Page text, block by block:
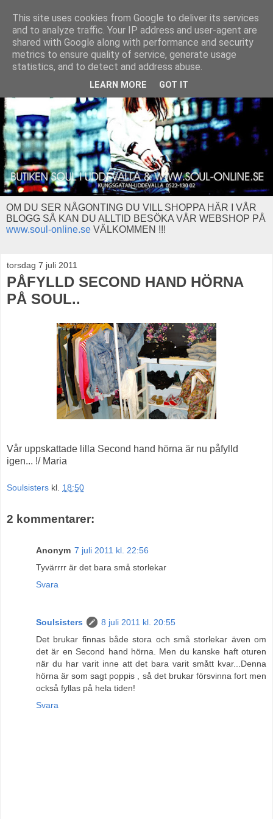
OM DU SER NÅGONTING DU VILL SHOPPA HÄR I VÅR
BLOGG SÅ KAN DU ALLTID BESÖKA VÅR WEBSHOP PÅ
www.soul-online.se VÄLKOMMEN !!!
torsdag 7 juli 2011
PÅFYLLD SECOND HAND HÖRNA
PÅ SOUL..
Vår uppskattade lilla Second hand hörna är nu påfylld
igen... !/ Maria
Soulsisters kl. 18:50
2 kommentarer:
Anonym 7 juli 2011 kl. 22:56
Tyvärrrr är det bara små storlekar
Svara
Soulsisters
8 juli 2011 kl. 20:55
Det brukar finnas både stora och små storlekar även om
det är en Second hand hörna. Men du kanske haft oturen
när du har varit inne att det bara varit smått kvar...Denna
hörna är som sagt poppis , så det brukar försvinna fort men
också fyllas på hela tiden!
Svara
This site uses cookies from Google to deliver its services
and to analyze traffic. Your IP address and user-agent are
shared with Google along with performance and security
metrics to ensure quality of service, generate usage
statistics, and to detect and address abuse.
LEARN MORE GOT IT